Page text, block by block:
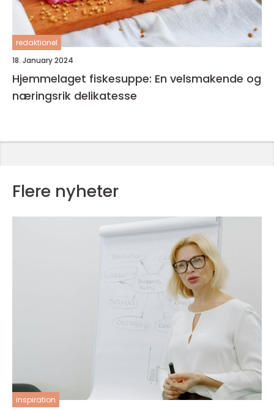
redaktionel
18. January 2024
Hjemmelaget fiskesuppe: En velsmakende og
næringsrik delikatesse
Flere nyheter
inspiration